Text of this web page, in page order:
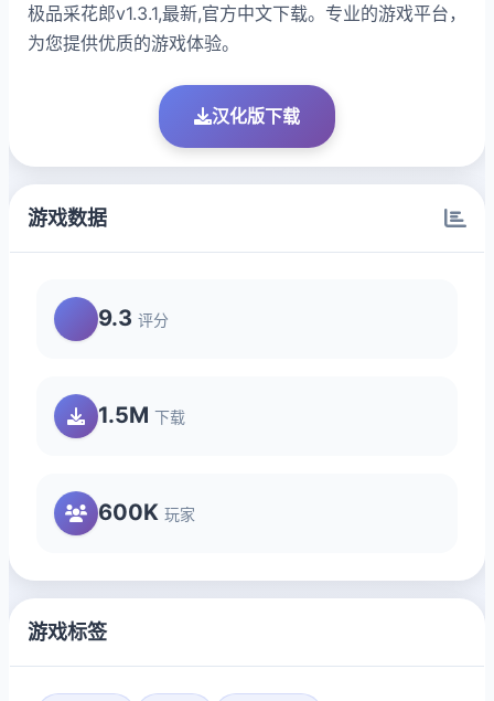
极品采花郎v1.3.1,最新,官方中文下载。专业的游戏平台，
为您提供优质的游戏体验。
汉化版下载
游戏数据
9.3 评分
1.5M 下载
600K 玩家
游戏标签